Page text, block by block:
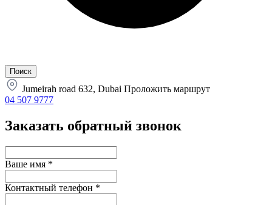
Jumeirah road 632, Dubai Проложить маршрут
04 507 9777
Заказать обратный звонок
Ваше имя *
Контактный телефон *